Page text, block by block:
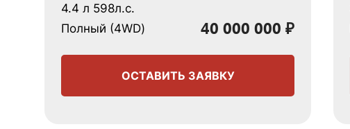
4.4 л 598л.с.
Полный (4WD)
40 000 000 ₽
ОСТАВИТЬ ЗАЯВКУ